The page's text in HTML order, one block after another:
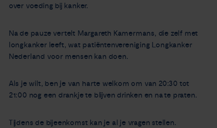
Contact
over voeding bij kanker.
Na de pauze vertelt Margareth Kamermans, die zelf met
longkanker leeft, wat patiëntenvereniging Longkanker
Nederland voor mensen kan doen.
Als je wilt, ben je van harte welkom om van 20:30 tot
21:00 nog een drankje te blijven drinken en na te praten.
Tijdens de bijeenkomst kan je al je vragen stellen.